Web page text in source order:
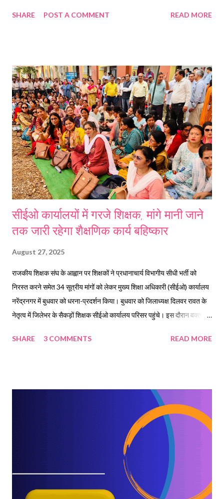
निरंतर चलता रहेगा। निर्धारित कार्यक्रम के अनुसार शिक्षण 1 सितंबर से निदेशालय में
नियमावली यदि शीघ्र निरस्त नहीं कि गई तो पूरे गढ़वाल मंडल का शिक्षक सड़कों पर
उतरेगा जिसकी संपूर्ण जिम्मेदारी सरकार और विभाग की होगी। मंडलीय अध्यक्ष श्याम
सिंह सरियाल ने कहा है कि उत्तराखंड के शिक्षकों को बार बार इस सरकार ने ठगने का
काम किया है। उन्होंने कहा कि सभी स्तरों क...
SHARE POST A COMMENT READ MORE
सीईओ कार्यालयों में गरजे शिक्षक, मांगे मानी जाने
तक जारी रहेगा शैक्षणिक कार्य बहिष्कार
August 27, 2025
राजकीय शिक्षक संघ के आह्वान पर शिक्षकों ने प्रधानाचार्य विभागीय सीधी भर्ती को
निरस्त करने समेत 34 सूत्रीय मांगों को लेकर मुख्य शिक्षा अधिकारी (सीईओ) कार्यालय
नरेंद्रनगर में बुधवार को धरना-प्रदर्शन किया। बुधवार को जिलाध्यक्ष दिलवर रावत के
नेतृत्व में जिलेभर के सैकड़ों शिक्षक सीईओ कार्यालय परिसर पहुंचे। इस दौरान वक्ताओं
रुकी हुई पदोन्नति प्रक्रिया शुरू करने, प्रशासनिक संवर्ग में कोटा निर्धारित करने,
दिलबर रावत ने कहा कि शिक्षक 30-35 साल तक एक ही पद पर सेवा करते हुए
सेवानिवृत्त हो रहे हैं। शासन और विभाग का कोई ध्यान नहीं है। उन्होंने कहा कि जब तक
प्रधानाध्यापक एवं प्रवक्ता पर पदोन्नति की सूची जारी नहीं की जाएगी, प्रधानाचार्य
SHARE 3 COMMENTS READ MORE